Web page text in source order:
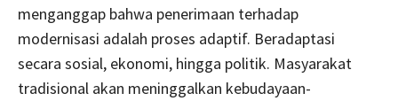
menganggap bahwa penerimaan terhadap
modernisasi adalah proses adaptif. Beradaptasi
secara sosial, ekonomi, hingga politik. Masyarakat
tradisional akan meninggalkan kebudayaan-